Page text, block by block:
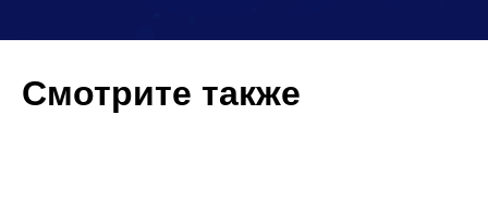
Смотрите также